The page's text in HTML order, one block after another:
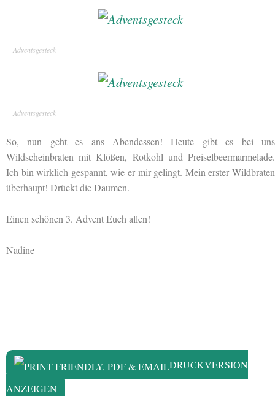
Adventsgesteck
Adventsgesteck
So, nun geht es ans Abendessen! Heute gibt es bei uns
Wildscheinbraten mit Klößen, Rotkohl und Preiselbeermarmelade.
Ich bin wirklich gespannt, wie er mir gelingt. Mein erster Wildbraten
überhaupt! Drückt die Daumen.
Einen schönen 3. Advent Euch allen!
Nadine
DRUCKVERSION
ANZEIGEN